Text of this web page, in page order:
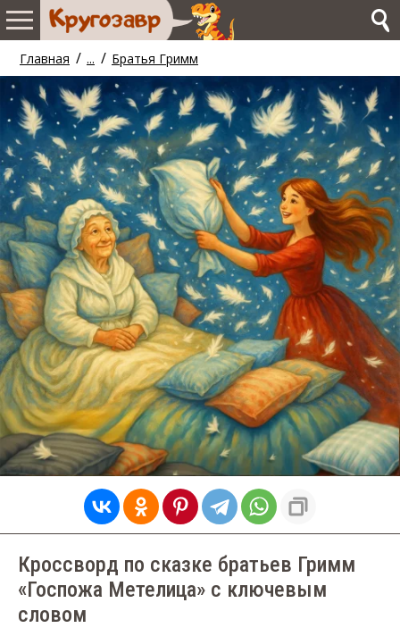
Главная / ... / Братья Гримм
Кроссворд по сказке братьев Гримм
«Госпожа Метелица» с ключевым
словом